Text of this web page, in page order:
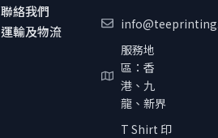
聯絡我們
運輸及物流
服務地
區：香
港、九
龍、新界
T Shirt 印